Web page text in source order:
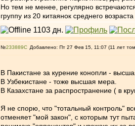
Но тем не менее, регулярно
группу из 20 китаянок среднего
№233889 Добавлено: Пт 27 Фев 15, 11:07 (11 лет
В Пакистане за курение конопли -
В Узбекистане - тоже высшая мера.
В Казахстане за распространение ( в
Я не спорю, что "тотальный контроль"
отменяет "мой закон", с которым тут